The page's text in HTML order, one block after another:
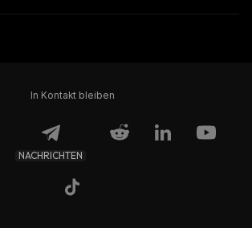
In Kontakt bleiben
NACHRICHTEN